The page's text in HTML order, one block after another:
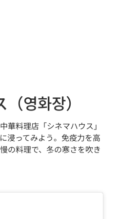
영화장）
華料理店「シネマハウス」
浸ってみよう。免疫力を高
の料理で、冬の寒さを吹き